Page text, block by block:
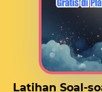
Latihan Soal-